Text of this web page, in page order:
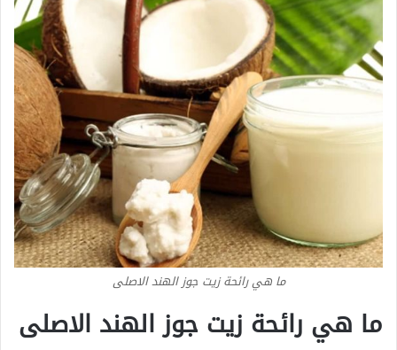
ما هي رائحة زيت جوز الهند الاصلى
ما هي رائحة زيت جوز الهند الاصلى